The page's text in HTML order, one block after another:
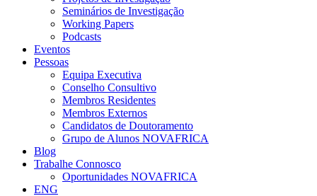
Seminários de Investigação
Working Papers
Podcasts
Eventos
Pessoas
Equipa Executiva
Conselho Consultivo
Membros Residentes
Membros Externos
Candidatos de Doutoramento
Grupo de Alunos NOVAFRICA
Blog
Trabalhe Connosco
Oportunidades NOVAFRICA
ENG